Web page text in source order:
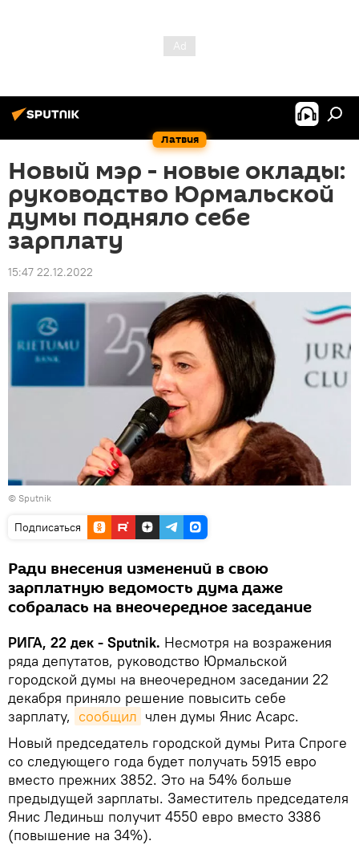
Латвия
Новый мэр - новые оклады:
руководство Юрмальской
думы подняло себе
зарплату
15:47 22.12.2022
© Sputnik
Подписаться
Ради внесения изменений в свою
зарплатную ведомость дума даже
собралась на внеочередное заседание
РИГА, 22 дек - Sputnik. Несмотря на возражения
ряда депутатов, руководство Юрмальской
городской думы на внеочередном заседании 22
декабря приняло решение повысить себе
зарплату, сообщил член думы Янис Асарс.
Новый председатель городской думы Рита Спроге
со следующего года будет получать 5915 евро
вместо прежних 3852. Это на 54% больше
предыдущей зарплаты. Заместитель председателя
Янис Лединьш получит 4550 евро вместо 3386
(повышение на 34%).